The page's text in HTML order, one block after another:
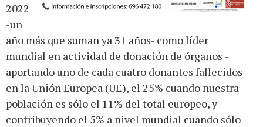
2022
-un
año más que suman ya 31 años- como líder
mundial en actividad de donación de órganos -
aportando uno de cada cuatro donantes fallecidos
en la Unión Europea (UE), el 25% cuando nuestra
población es sólo el 11% del total europeo, y
contribuyendo el 5% a nivel mundial cuando sólo